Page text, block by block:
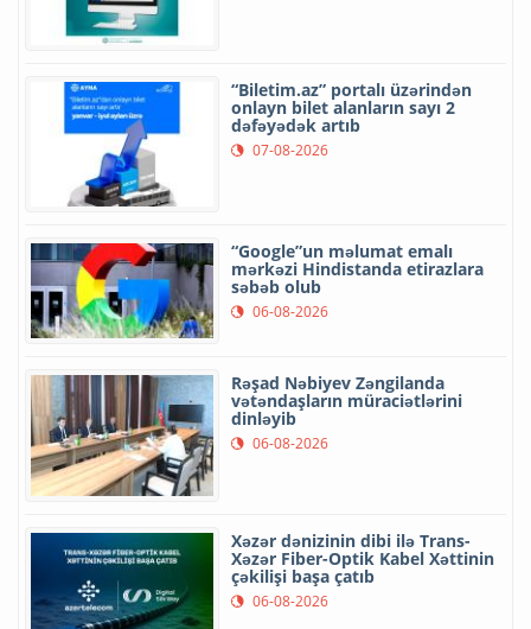
“Biletim.az” portalı üzərindən
onlayn bilet alanların sayı 2
dəfəyədək artıb
07-08-2026
“Google”un məlumat emalı
mərkəzi Hindistanda etirazlara
səbəb olub
06-08-2026
Rəşad Nəbiyev Zəngilanda
vətəndaşların müraciətlərini
dinləyib
06-08-2026
Xəzər dənizinin dibi ilə Trans-
Xəzər Fiber-Optik Kabel Xəttinin
çəkilişi başa çatıb
06-08-2026